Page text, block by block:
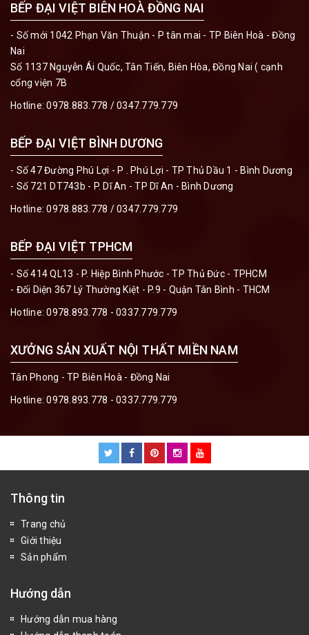
BẾP ĐẠI VIỆT BIÊN HOÀ ĐỒNG NAI
- Số mới 1042 Phạn Văn Thuận - P tân mai - TP Biên Hoà - Đồng
Nai
Số 1137 Nguyễn Ái Quốc, Tân Tiến, Biên Hòa, Đồng Nai ( cạnh
cổng viện 7B
Hotline:0978.883.778 / 0347.779.779
BẾP ĐẠI VIỆT BÌNH DƯƠNG
- Số 47 Đường Phú Lợi - P . Phú Lợi - TP Thủ Dầu 1 - Bình Dương
- Số 721 DT743b - P. Dĩ An - TP Dĩ An - Bình Dương
Hotline:0978.883.778 / 0347.779.779
BẾP ĐẠI VIỆT TPHCM
- Số 414 QL13 - P. Hiệp Bình Phước - TP Thủ Đức - TPHCM
- Đối Diện 367 Lý Thường Kiệt - P.9 - Quận Tân Bình - THCM
Hotline:0978.893.778 - 0337.779.779
XƯỞNG SẢN XUẤT NỘI THẤT MIỀN NAM
Tân Phong - TP Biên Hoà - Đồng Nai
Hotline:0978.893.778 - 0337.779.779
Thông tin
Trang chủ
Giới thiệu
Sản phẩm
Hướng dẫn
Hướng dẫn mua hàng